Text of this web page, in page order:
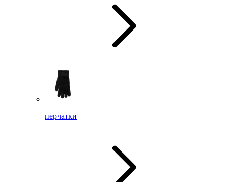
перчатки